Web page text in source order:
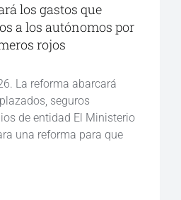
los gastos que
a los autónomos por
rojos
La reforma abarcará
seguros
de entidad El Ministerio
una reforma para que